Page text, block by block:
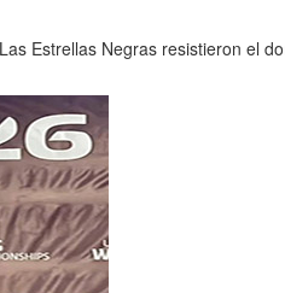
Estrellas Negras resistieron el